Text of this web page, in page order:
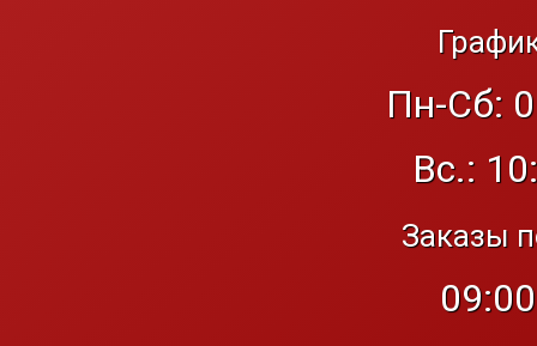
Пн-Сб:
Вс.:
Заказы